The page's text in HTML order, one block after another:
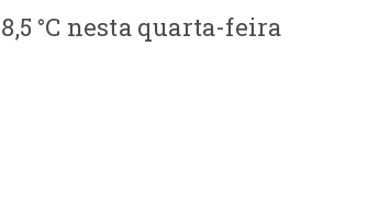
°C nesta quarta-feira